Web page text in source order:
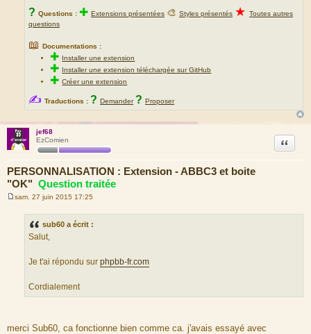
? Questions : ✚ Extensions présentées 🎨 Styles présentés ★ Toutes autres
questions
📖 Documentations :
✚ Installer une extension
✚ Installer une extension téléchargée sur GitHub
✚Créer une extension
✍ Traductions : ? Demander ? Proposer
jef68
EzComien
PERSONNALISATION : Extension - ABBC3 et boite
"OK" Question traitée
Citation
sam. 27 juin 2015 17:25
sub60 a écrit :
Salut,
Je t'ai répondu sur phpbb-fr.com
Cordialement
merci Sub60, ca fonctionne bien comme ca. j'avais essayé avec